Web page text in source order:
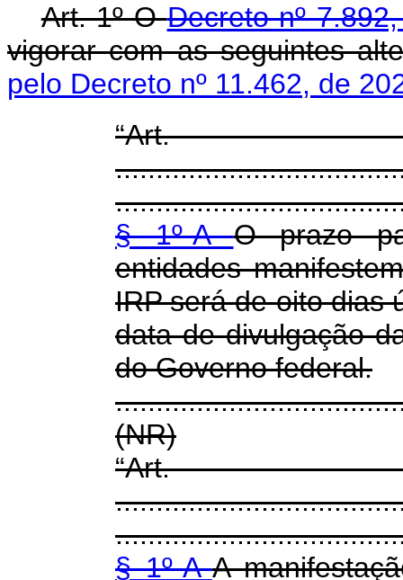
Art. 1º ODecreto nº
vigorar com as seguintes
pelo Decreto nº 11.462, de
§ 1º-AO prazo
entidades
IRP será de oito dias
data de divulgação
do Governo federal.
(NR)
§ 1º-AA